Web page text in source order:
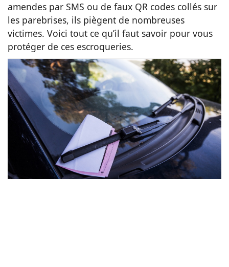
Animaux
Famille
Santé
amendes par SMS ou de faux QR codes collés sur
les parebrises, ils piègent de nombreuses
victimes. Voici tout ce qu’il faut savoir pour vous
protéger de ces escroqueries.